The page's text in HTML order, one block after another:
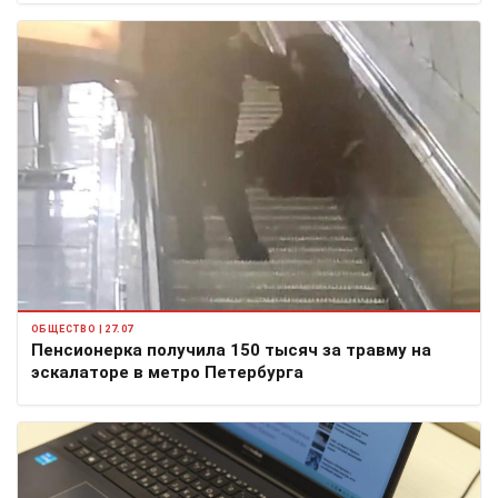
ОБЩЕСТВО | 27.07
Пенсионерка получила 150 тысяч за травму на
эскалаторе в метро Петербурга